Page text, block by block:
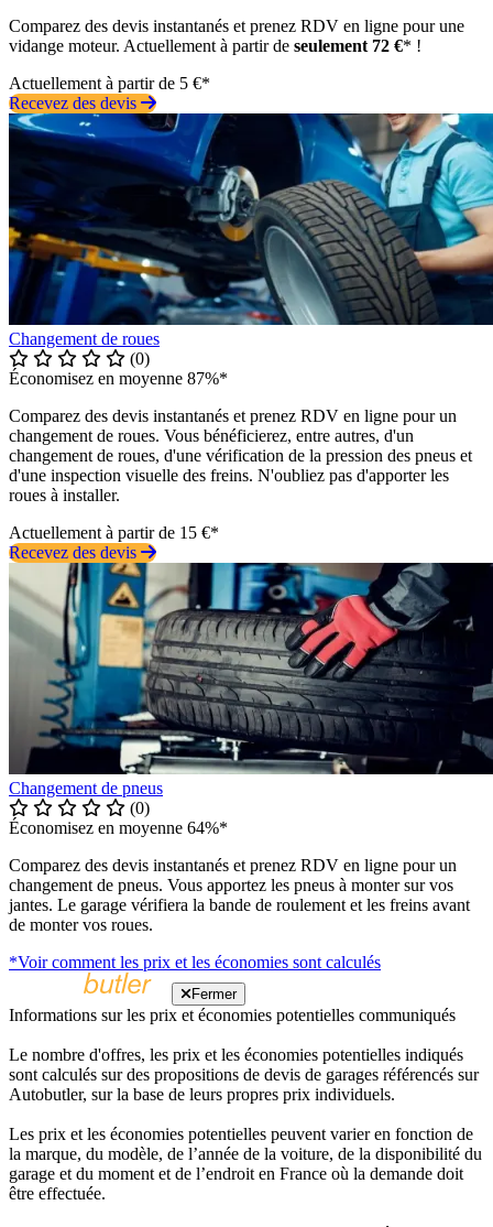
Comparez des devis instantanés et prenez RDV en ligne pour une
vidange moteur. Actuellement à partir de seulement 72 €* !
Actuellement à partir de 5 €*
Recevez des devis
Changement de roues
(0)
Économisez en moyenne 87%*
Comparez des devis instantanés et prenez RDV en ligne pour un
changement de roues. Vous bénéficierez, entre autres, d'un
changement de roues, d'une vérification de la pression des pneus et
d'une inspection visuelle des freins. N'oubliez pas d'apporter les
roues à installer.
Actuellement à partir de 15 €*
Recevez des devis
Changement de pneus
(0)
Économisez en moyenne 64%*
Comparez des devis instantanés et prenez RDV en ligne pour un
changement de pneus. Vous apportez les pneus à monter sur vos
jantes. Le garage vérifiera la bande de roulement et les freins avant
de monter vos roues.
*Voir comment les prix et les économies sont calculés
Fermer
Informations sur les prix et économies potentielles communiqués
Le nombre d'offres, les prix et les économies potentielles indiqués
sont calculés sur des propositions de devis de garages référencés sur
Autobutler, sur la base de leurs propres prix individuels.
Les prix et les économies potentielles peuvent varier en fonction de
la marque, du modèle, de l’année de la voiture, de la disponibilité du
garage et du moment et de l’endroit en France où la demande doit
être effectuée.